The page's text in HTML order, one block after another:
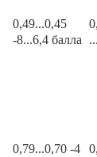
0,49...0,45
-8...6,4 балла
0,79...0,70 -4